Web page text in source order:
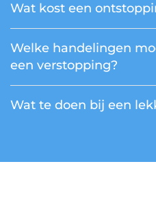
Wat kost een
Welke handelingen
een verstopping?
Wat te doen bij een